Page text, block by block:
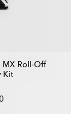
Roll-Off
Kit